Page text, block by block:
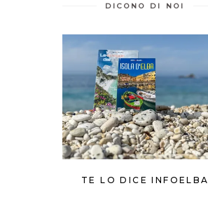
DICONO DI NOI
TE LO DICE INFOELBA